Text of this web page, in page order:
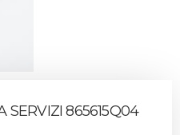
SERVIZI 865615Q04